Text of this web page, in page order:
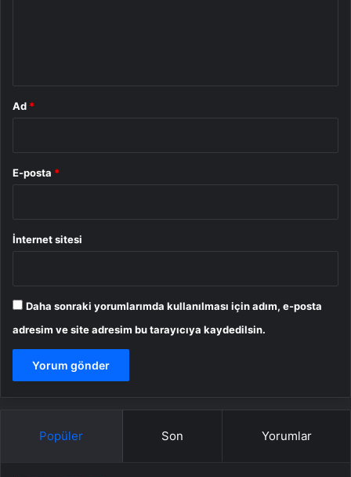
Ad *
E-posta *
İnternet sitesi
Daha sonraki yorumlarımda kullanılması için adım, e-posta
adresim ve site adresim bu tarayıcıya kaydedilsin.
Popüler Son Yorumlar